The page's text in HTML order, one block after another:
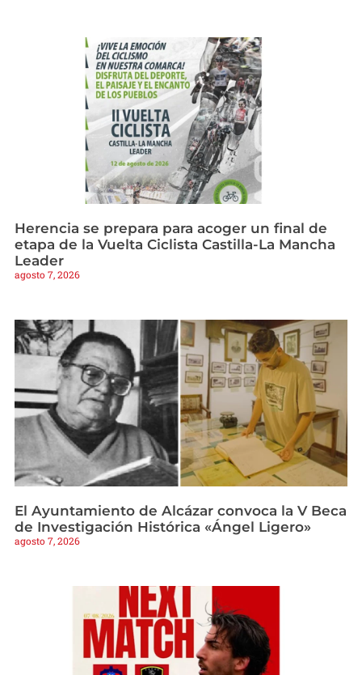
Herencia se prepara para acoger un final de
etapa de la Vuelta Ciclista Castilla-La Mancha
Leader
agosto 7, 2026
El Ayuntamiento de Alcázar convoca la V Beca
de Investigación Histórica «Ángel Ligero»
agosto 7, 2026